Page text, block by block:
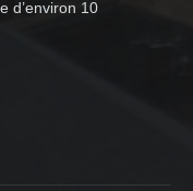
d’environ 10